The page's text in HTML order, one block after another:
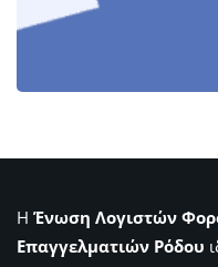
Η Ένωση Λογιστών
Επαγγελματιών Ρόδου